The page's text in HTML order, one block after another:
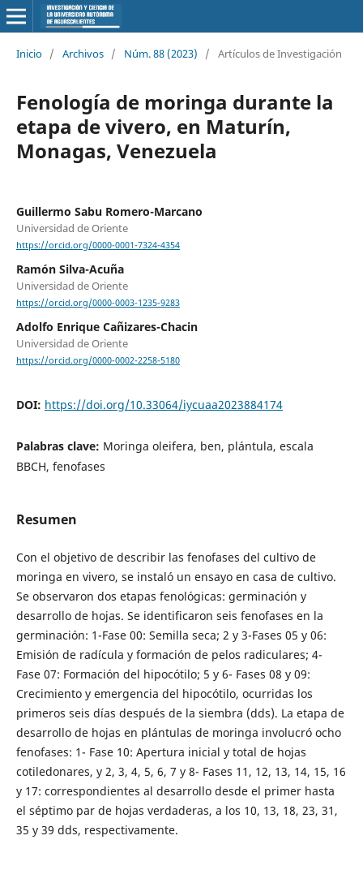
Inicio / Archivos / Núm. 88 (2023) / Artículos de Investigación
Fenología de moringa durante la
etapa de vivero, en Maturín,
Monagas, Venezuela
Guillermo Sabu Romero-Marcano
Universidad de Oriente
https://orcid.org/0000-0001-7324-4354
Ramón Silva-Acuña
Universidad de Oriente
https://orcid.org/0000-0003-1235-9283
Adolfo Enrique Cañizares-Chacin
Universidad de Oriente
https://orcid.org/0000-0002-2258-5180
DOI: https://doi.org/10.33064/iycuaa2023884174
Palabras clave: Moringa oleifera, ben, plántula, escala
BBCH, fenofases
Resumen
Con el objetivo de describir las fenofases del cultivo de
moringa en vivero, se instaló un ensayo en casa de cultivo.
Se observaron dos etapas fenológicas: germinación y
desarrollo de hojas. Se identificaron seis fenofases en la
germinación: 1-Fase 00: Semilla seca; 2 y 3-Fases 05 y 06:
Emisión de radícula y formación de pelos radiculares; 4-
Fase 07: Formación del hipocótilo; 5 y 6- Fases 08 y 09:
Crecimiento y emergencia del hipocótilo, ocurridas los
primeros seis días después de la siembra (dds). La etapa de
desarrollo de hojas en plántulas de moringa involucró ocho
fenofases: 1- Fase 10: Apertura inicial y total de hojas
cotiledonares, y 2, 3, 4, 5, 6, 7 y 8- Fases 11, 12, 13, 14, 15, 16
y 17: correspondientes al desarrollo desde el primer hasta
el séptimo par de hojas verdaderas, a los 10, 13, 18, 23, 31,
35 y 39 dds, respectivamente.